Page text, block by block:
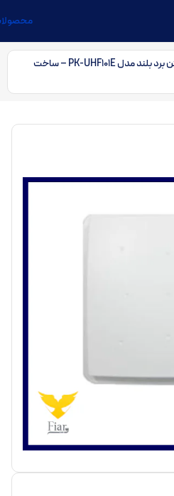
آنتن برد بلند مدل PK-UHF101E – ساخت